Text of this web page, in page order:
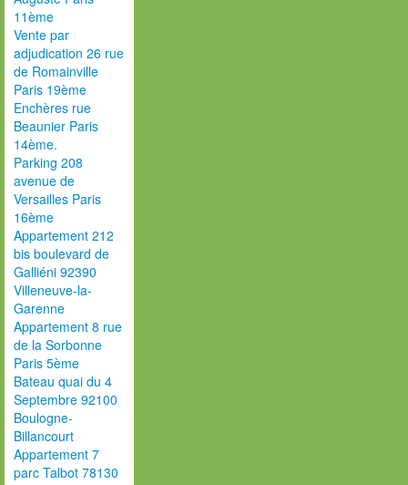
11ème
Vente par
adjudication 26 rue
de Romainville
Paris 19ème
Enchères rue
Beaunier Paris
14ème.
Parking 208
avenue de
Versailles Paris
16ème
Appartement 212
bis boulevard de
Galliéni 92390
Villeneuve-la-
Garenne
Appartement 8 rue
de la Sorbonne
Paris 5ème
Bateau quai du 4
Septembre 92100
Boulogne-
Billancourt
Appartement 7
parc Talbot 78130